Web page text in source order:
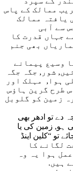
ممالک کے پاس
یافتہ ممالک
سے آبی
جہاں قدرت کا
بھی جنم
وسیع پیمانے
شور, جگہ جگہ
ہوا, مہلک اور
طرح گرین ہاؤس
زمین کو گلوبل
دے تو ادھر بھی
ہو, زمین کی یا
تو “کلین اینڈ
کے تحت 10ارب درخت لگانے کا
ہوا یہ وہ
ہیں.